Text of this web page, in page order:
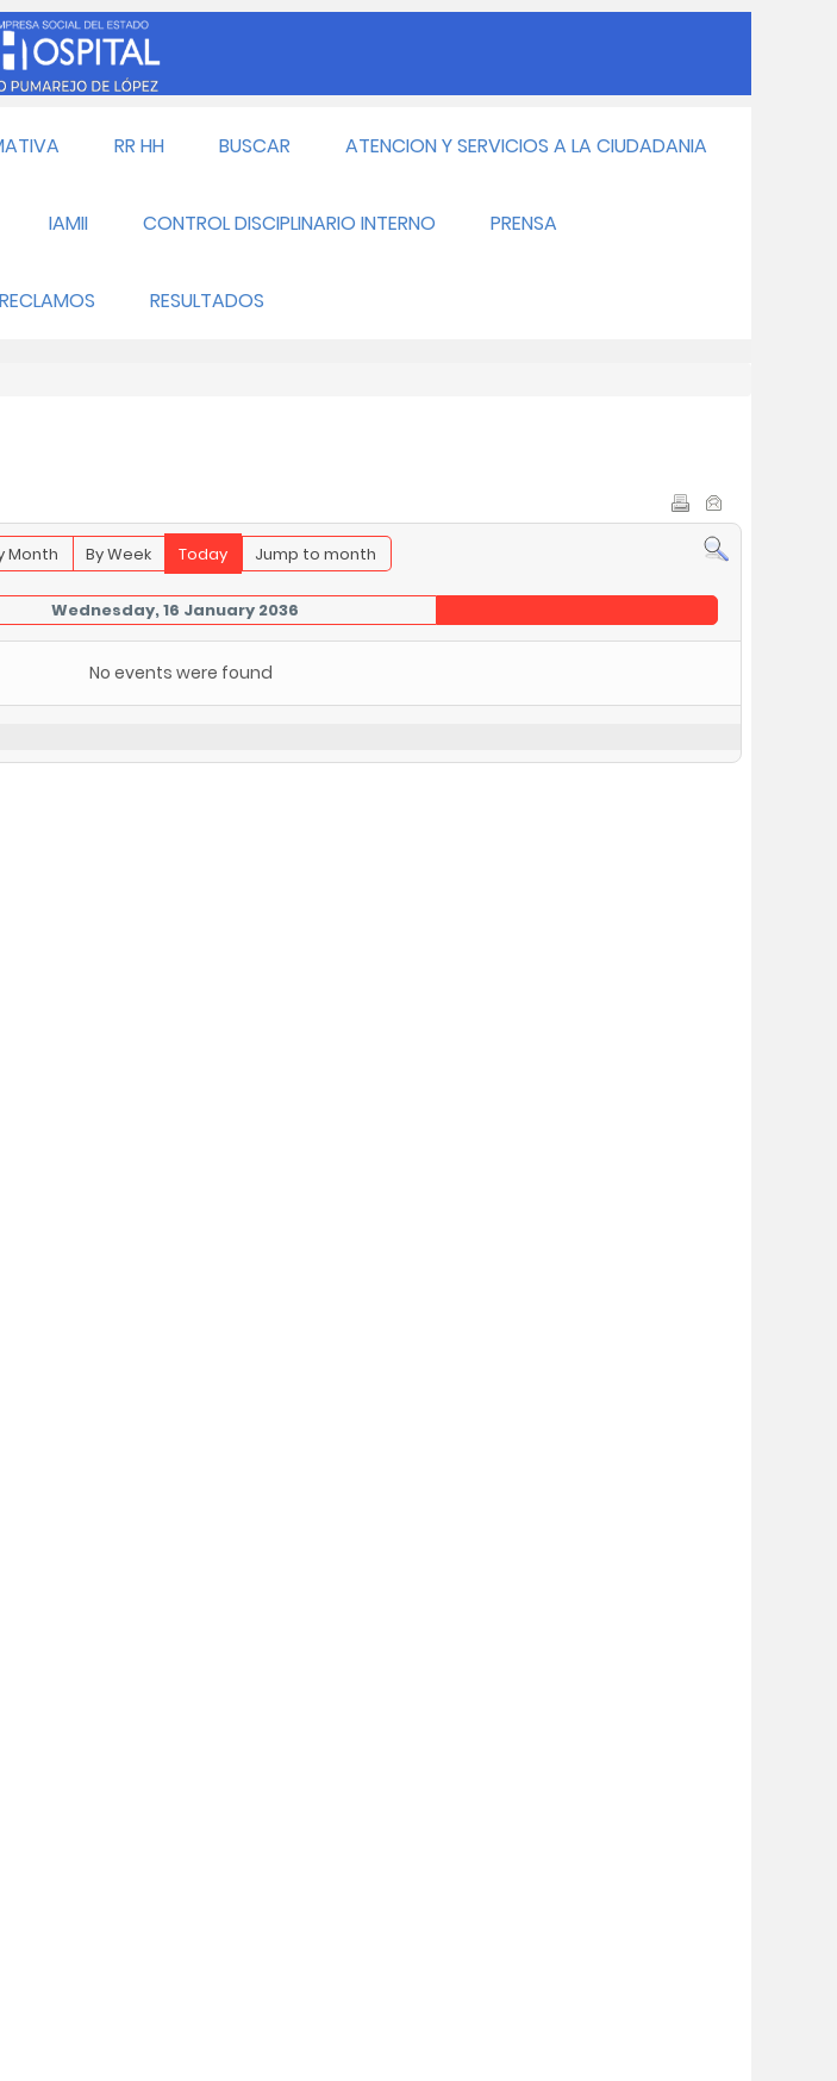
RR HH BUSCAR ATENCION Y SERVICIOS A LA CIUDADANIA
IAMII CONTROL DISCIPLINARIO INTERNO PRENSA
RESULTADOS
Month By Week Today Jump to month
Wednesday, 16 January 2036
No events were found